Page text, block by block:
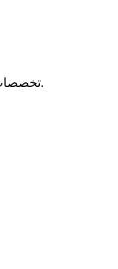
تخصصات سورية أصيلة وأطباق ممتازة في قلب فولدا.